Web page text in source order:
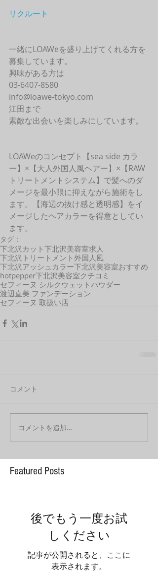
リクルート
一緒にLOAWeを盛り上げてくれる方を
募集しています。
興味がある方は
03-6407-8580
info@loawe-tokyo.com
江田まで
素敵な出会いを楽しみにしています。
LOAWeのコンセプト【sea side カラ
ー】×【大人外国人風ヘアー】×【RAW
トリートメントシステム】で髪へのダ
メージを最小限に抑えながら施術をし
ます。【海辺の抜け感と透明感】をイ
メージしたヘアカラーを得意としてい
ます。
タグ：
下北沢カット 下北沢美容室求人
下北沢トリートメント 外国人風
下北沢アッシュカラー下北沢美容室おすすめ
hotpepper下北沢美容室クチコミ
セフィーヌ シルクウェットパウダー
渡辺直美 ファンデーション
セフィーヌ 取扱い店
コメント
コメントを追加…
Featured Posts
後でもう一度お試
しください
記事が公開されると、ここに
表示されます。